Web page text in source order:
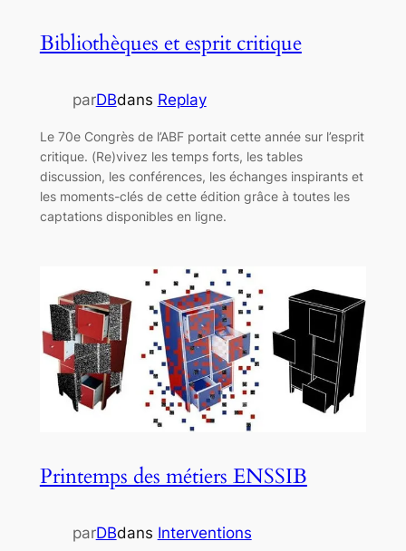
Bibliothèques et esprit critique
parDBdans Replay
Le 70e Congrès de l’ABF portait cette année sur l’esprit
critique. (Re)vivez les temps forts, les tables
discussion, les conférences, les échanges inspirants et
les moments-clés de cette édition grâce à toutes les
captations disponibles en ligne.
Printemps des métiers ENSSIB
parDBdans Interventions